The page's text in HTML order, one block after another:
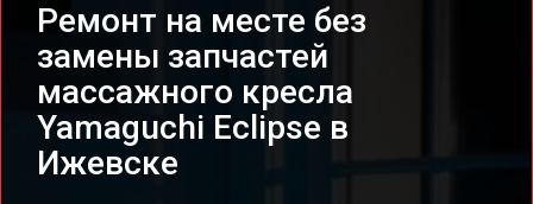
Ремонт на месте без
замены запчастей
массажного кресла
Yamaguchi Eclipse в
Ижевске